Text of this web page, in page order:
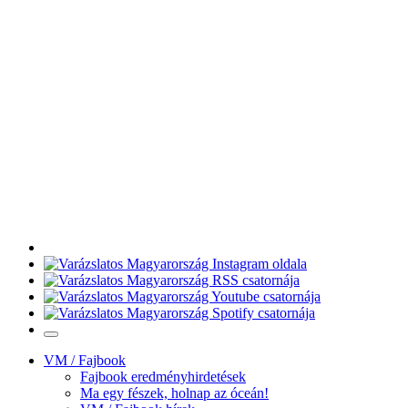
VM / Fajbook
Fajbook eredményhirdetések
Ma egy fészek, holnap az óceán!